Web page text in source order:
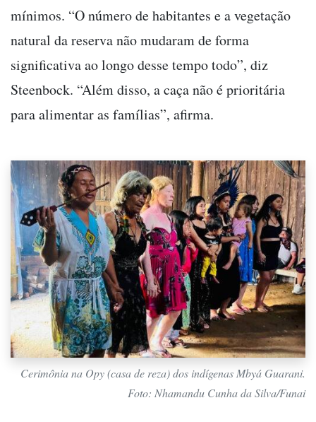
mínimos. “O número de habitantes e a vegetação
natural da reserva não mudaram de forma
significativa ao longo desse tempo todo”, diz
Steenbock. “Além disso, a caça não é prioritária
para alimentar as famílias”, afirma.
Cerimônia na Opy (casa de reza) dos indígenas Mbyá Guarani.
Foto: Nhamandu Cunha da Silva/Funai